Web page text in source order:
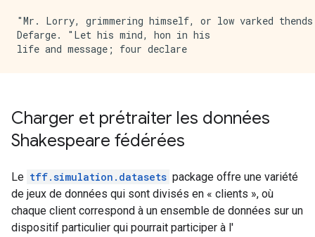
"Mr. Lorry, grimmering himself, or low varked
Defarge. "Let his mind, hon in his
Charger et prétraiter les données
Shakespeare fédérées
Le tff.simulation.datasets package offre une variété
de jeux de données qui sont divisés en « clients », où
chaque client correspond à un ensemble de données sur un
dispositif particulier qui pourrait participer à l'